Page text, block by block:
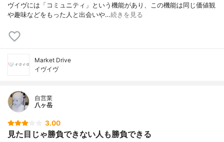
ヴイヴには「コミュニティ」という機能があり、この機能は同じ価値観
や趣味などをもった人と出会いや…続きを見る
Market Drive
イヴイヴ
自営業
八ヶ岳
3.00
見た目じゃ勝負できない人も勝負できる